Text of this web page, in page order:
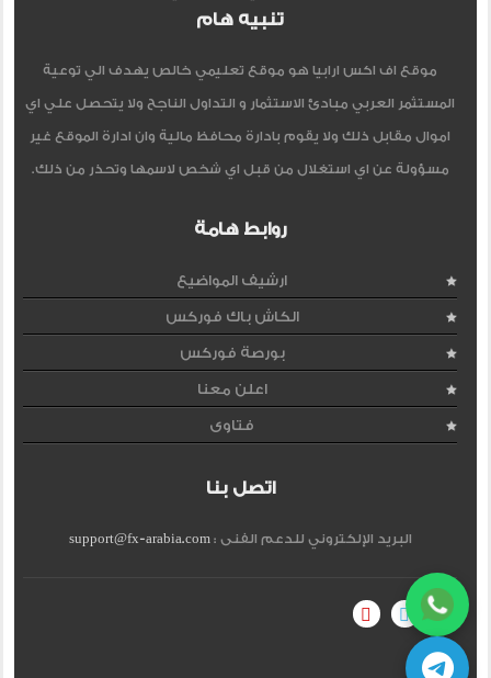
تنبيه هام
موقع اف اكس ارابيا هو موقع تعليمي خالص يهدف الي توعية
المستثمر العربي مبادئ الاستثمار و التداول الناجح ولا يتحصل علي اي
اموال مقابل ذلك ولا يقوم بادارة محافظ مالية وان ادارة الموقع غير
مسؤولة عن اي استغلال من قبل اي شخص لاسمها وتحذر من ذلك.
روابط هامة
ارشيف المواضيع
الكاش باك فوركس
بورصة فوركس
اعلن معنا
فتاوى
اتصل بنا
البريد الإلكتروني للدعم الفنى :support@fx-arabia.com